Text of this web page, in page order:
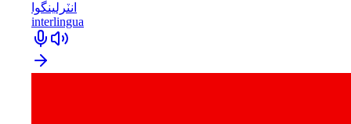
انٽرلينگوا
interlingua